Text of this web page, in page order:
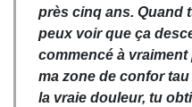
près cinq ans. Quand
peux voir que ça
commencé à
ma zone de confor
la vraie douleur, tu